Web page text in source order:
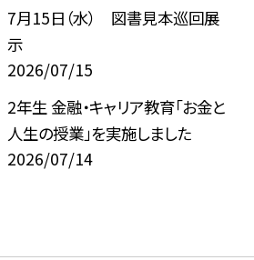
7月15日（水） 図書見本巡回展
示
2026/07/15
2年生 金融・キャリア教育「お金と
人生の授業」を実施しました
2026/07/14